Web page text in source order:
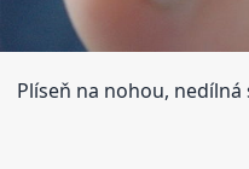
Plíseň na nohou,